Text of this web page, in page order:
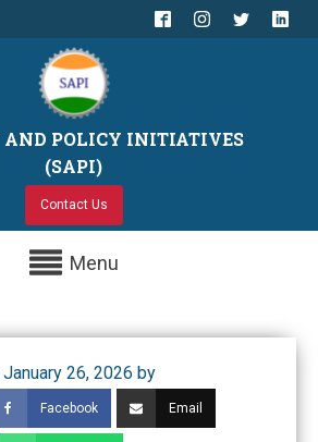
AND POLICY INITIATIVES
(SAPI)
Contact Us
Menu
26, 2026 by
Facebook Email